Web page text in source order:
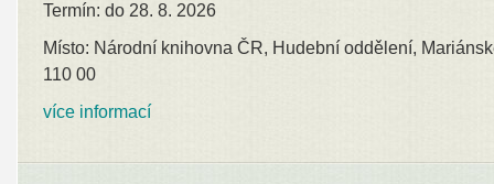
Termín: do 28. 8. 2026
Místo: Národní knihovna ČR, Hudební oddělení,
110 00
více informací